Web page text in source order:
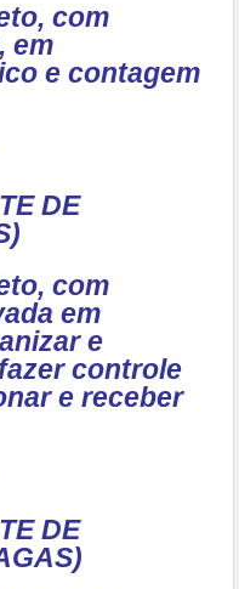
com
em
e contagem
DE
com
em
e
controle
e receber
DE